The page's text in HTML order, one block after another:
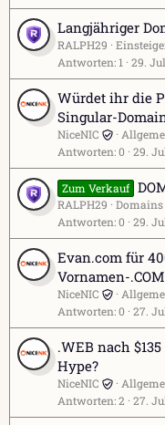
Langjähriger
RALPH29
Antworten 1 29.
Würdet ihr die
Singular-
NiceNIC
Antworten 0 29.
Zum Verkauf
RALPH29
Antworten 0 29.
Evan.com für
Vornamen-
NiceNIC
Antworten 0 27.
.WEB nach
Hype?
NiceNIC
Antworten 2 27.